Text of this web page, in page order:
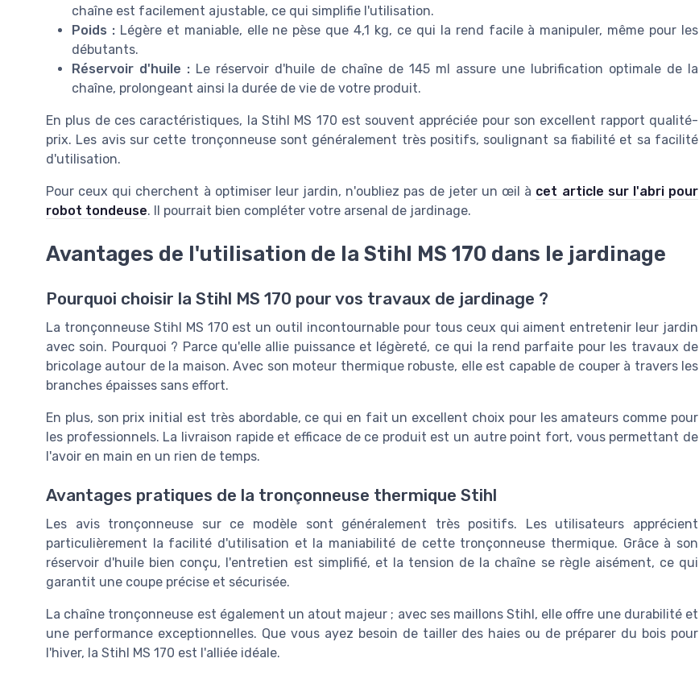
chaîne est facilement ajustable, ce qui simplifie l'utilisation.
Poids :Légère et maniable, elle ne pèse que 4,1 kg, ce qui la rend facile à manipuler, même pour les
débutants.
Réservoir d'huile : Le réservoir d'huile de chaîne de 145 ml assure une lubrification optimale de la
chaîne, prolongeant ainsi la durée de vie de votre produit.
En plus de ces caractéristiques, la Stihl MS 170 est souvent appréciée pour son excellent rapport qualité-
prix. Les avis sur cette tronçonneuse sont généralement très positifs, soulignant sa fiabilité et sa facilité
d'utilisation.
Pour ceux qui cherchent à optimiser leur jardin, n'oubliez pas de jeter un œil à cet article sur l'abri pour
robot tondeuse. Il pourrait bien compléter votre arsenal de jardinage.
Avantages de l'utilisation de la Stihl MS 170 dans le jardinage
Pourquoi choisir la Stihl MS 170 pour vos travaux de jardinage ?
La tronçonneuse Stihl MS 170 est un outil incontournable pour tous ceux qui aiment entretenir leur jardin
avec soin. Pourquoi ? Parce qu'elle allie puissance et légèreté, ce qui la rend parfaite pour les travaux de
bricolage autour de la maison. Avec son moteur thermique robuste, elle est capable de couper à travers les
branches épaisses sans effort.
En plus, son prix initial est très abordable, ce qui en fait un excellent choix pour les amateurs comme pour
les professionnels. La livraison rapide et efficace de ce produit est un autre point fort, vous permettant de
l'avoir en main en un rien de temps.
Avantages pratiques de la tronçonneuse thermique Stihl
Les avis tronçonneuse sur ce modèle sont généralement très positifs. Les utilisateurs apprécient
particulièrement la facilité d'utilisation et la maniabilité de cette tronçonneuse thermique. Grâce à son
réservoir d'huile bien conçu, l'entretien est simplifié, et la tension de la chaîne se règle aisément, ce qui
garantit une coupe précise et sécurisée.
La chaîne tronçonneuse est également un atout majeur ; avec ses maillons Stihl, elle offre une durabilité et
une performance exceptionnelles. Que vous ayez besoin de tailler des haies ou de préparer du bois pour
l'hiver, la Stihl MS 170 est l'alliée idéale.